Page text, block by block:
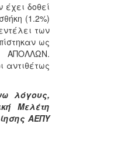
έχει δοθεί
(1.2%)
των
ως
ΑΠΟΛΛΩΝ.
αντιθέτως
λόγους,
Μελέτη
ΑΕΠΥ